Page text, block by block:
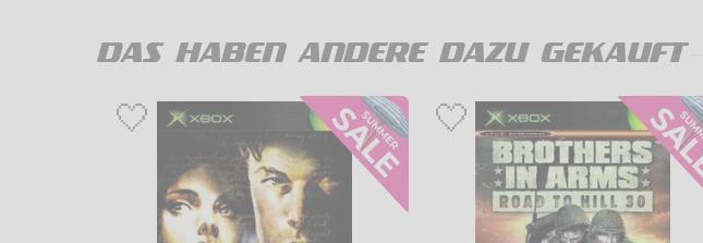
DAS HABEN ANDERE DAZU GEKAUFT